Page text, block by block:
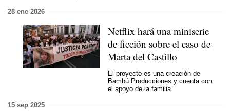
28 ene 2026
Netflix hará una miniserie
de ficción sobre el caso de
Marta del Castillo
El proyecto es una creación de
Bambú Producciones y cuenta con
el apoyo de la familia
15 sep 2025